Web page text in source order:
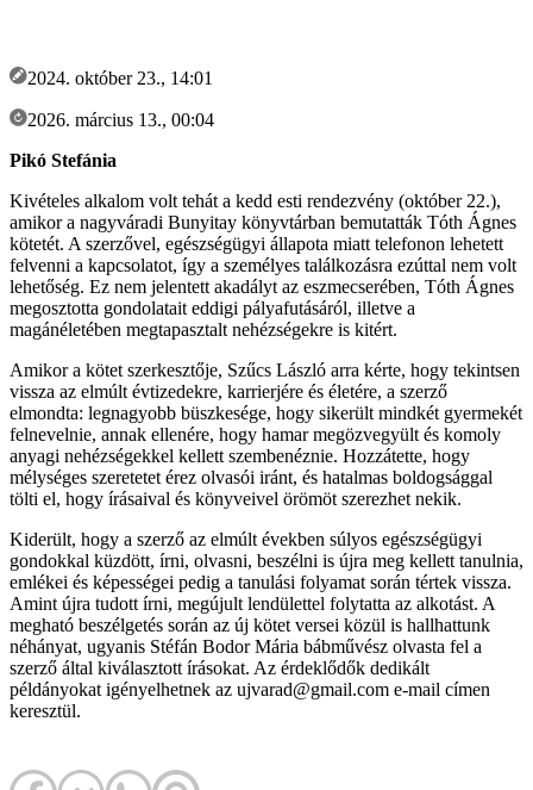
2024. október 23., 14:01
2026. március 13., 00:04
Pikó Stefánia
Kivételes alkalom volt tehát a kedd esti rendezvény (október 22.),
amikor a nagyváradi Bunyitay könyvtárban bemutatták Tóth Ágnes
kötetét. A szerzővel, egészségügyi állapota miatt telefonon lehetett
felvenni a kapcsolatot, így a személyes találkozásra ezúttal nem volt
lehetőség. Ez nem jelentett akadályt az eszmecserében, Tóth Ágnes
megosztotta gondolatait eddigi pályafutásáról, illetve a
magánéletében megtapasztalt nehézségekre is kitért.
Amikor a kötet szerkesztője, Szűcs László arra kérte, hogy tekintsen
vissza az elmúlt évtizedekre, karrierjére és életére, a szerző
elmondta: legnagyobb büszkesége, hogy sikerült mindkét gyermekét
felnevelnie, annak ellenére, hogy hamar megözvegyült és komoly
anyagi nehézségekkel kellett szembenéznie. Hozzátette, hogy
mélységes szeretetet érez olvasói iránt, és hatalmas boldogsággal
tölti el, hogy írásaival és könyveivel örömöt szerezhet nekik.
Kiderült, hogy a szerző az elmúlt években súlyos egészségügyi
gondokkal küzdött, írni, olvasni, beszélni is újra meg kellett tanulnia,
emlékei és képességei pedig a tanulási folyamat során tértek vissza.
Amint újra tudott írni, megújult lendülettel folytatta az alkotást. A
megható beszélgetés során az új kötet versei közül is hallhattunk
néhányat, ugyanis Stéfán Bodor Mária bábművész olvasta fel a
szerző által kiválasztott írásokat. Az érdeklődők dedikált
példányokat igényelhetnek az ujvarad@gmail.com e-mail címen
keresztül.